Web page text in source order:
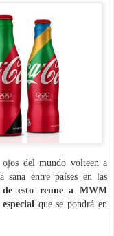
del mundo volteen a
sana entre países en las
de esto reune a MWM
que se pondrá en